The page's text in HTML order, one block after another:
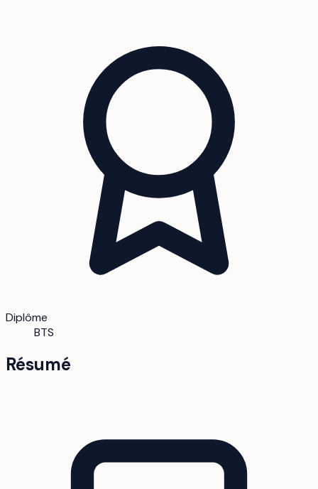
Diplôme
BTS
Résumé